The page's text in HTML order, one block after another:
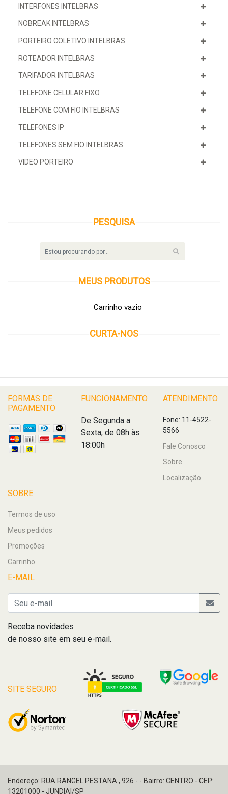
INTERFONES INTELBRAS
NOBREAK INTELBRAS
PORTEIRO COLETIVO INTELBRAS
ROTEADOR INTELBRAS
TARIFADOR INTELBRAS
TELEFONE CELULAR FIXO
TELEFONE COM FIO INTELBRAS
TELEFONES IP
TELEFONES SEM FIO INTELBRAS
VIDEO PORTEIRO
PESQUISA
MEUS PRODUTOS
Carrinho vazio
CURTA-NOS
FORMAS DE
PAGAMENTO
FUNCIONAMENTO
De Segunda a
Sexta, de 08h às
18:00h
ATENDIMENTO
Fone: 11-4522-
5566
Fale Conosco
Sobre
Localização
SOBRE
Termos de uso
Meus pedidos
Promoções
Carrinho
E-MAIL
Receba novidades
de nosso site em seu e-mail.
SITE SEGURO
Endereço: RUA RANGEL PESTANA , 926 - - Bairro: CENTRO - CEP:
13201000 - JUNDIAI/SP